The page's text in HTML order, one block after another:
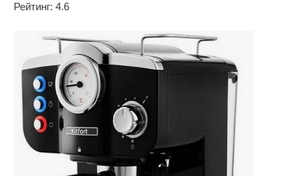
Рейтинг: 4.6